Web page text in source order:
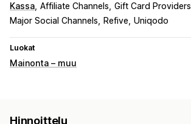
Kassa Affiliate Channels Gift Card Providers
Major Social Channels
Refive Uniqodo
Luokat
Mainonta – muu
Hinnoittelu